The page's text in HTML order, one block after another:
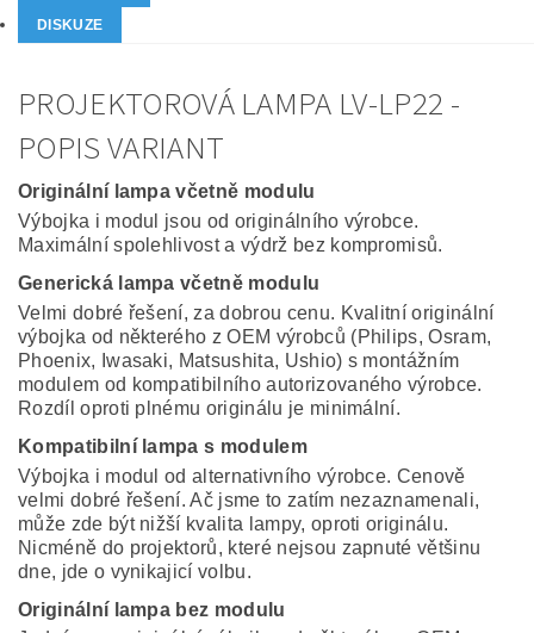
DISKUZE
PROJEKTOROVÁ LAMPA LV-LP22 -
POPIS VARIANT
Originální lampa včetně modulu
Výbojka i modul jsou od originálního výrobce.
Maximální spolehlivost a výdrž bez kompromisů.
Generická lampa včetně modulu
Velmi dobré řešení, za dobrou cenu. Kvalitní originální
výbojka od některého z OEM výrobců (Philips, Osram,
Phoenix, Iwasaki, Matsushita, Ushio) s montážním
modulem od kompatibilního autorizovaného výrobce.
Rozdíl oproti plnému originálu je minimální.
Kompatibilní lampa s modulem
Výbojka i modul od alternativního výrobce. Cenově
velmi dobré řešení. Ač jsme to zatím nezaznamenali,
může zde být nižší kvalita lampy, oproti originálu.
Nicméně do projektorů, které nejsou zapnuté většinu
dne, jde o vynikajicí volbu.
Originální lampa bez modulu